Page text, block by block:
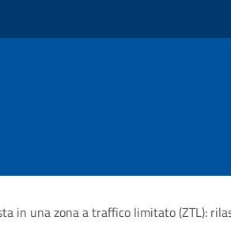
in una zona a traffico limitato (ZTL):